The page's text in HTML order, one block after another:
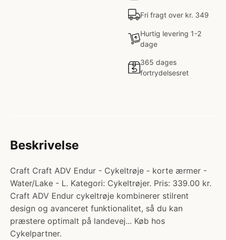
Fri fragt over kr. 349
Hurtig levering 1-2
dage
365 dages
fortrydelsesret
Beskrivelse
Craft Craft ADV Endur - Cykeltrøje - korte ærmer -
Water/Lake - L. Kategori: Cykeltrøjer. Pris: 339.00 kr.
Craft ADV Endur cykeltrøje kombinerer stilrent
design og avanceret funktionalitet, så du kan
præstere optimalt på landevej... Køb hos
Cykelpartner.